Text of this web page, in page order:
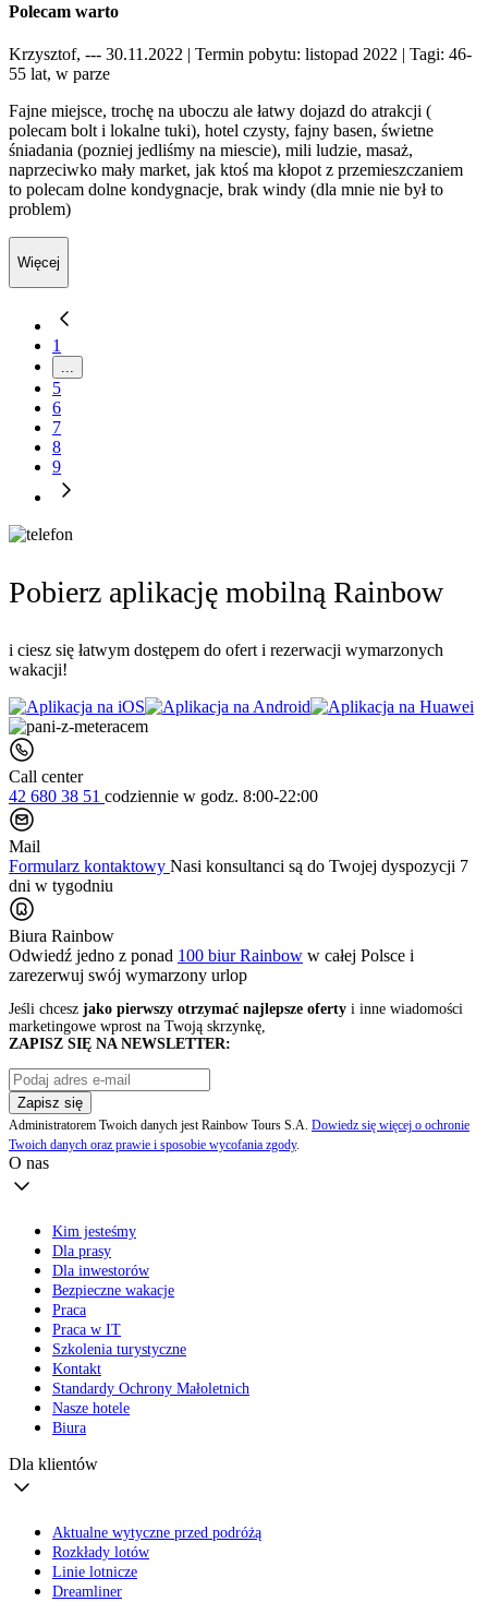
Polecam warto
Krzysztof, --- 30.11.2022 | Termin pobytu: listopad 2022 | Tagi: 46-
55 lat, w parze
Fajne miejsce, trochę na uboczu ale łatwy dojazd do atrakcji (
polecam bolt i lokalne tuki), hotel czysty, fajny basen, świetne
śniadania (pozniej jedliśmy na miescie), mili ludzie, masaż,
naprzeciwko mały market, jak ktoś ma kłopot z przemieszczaniem
to polecam dolne kondygnacje, brak windy (dla mnie nie był to
problem)
Więcej
1
...
5
6
7
8
9
Pobierz aplikację mobilną Rainbow
i ciesz się łatwym dostępem do ofert i rezerwacji wymarzonych
wakacji!
Call center
42 680 38 51 codziennie w godz. 8:00-22:00
Mail
Formularz kontaktowy Nasi konsultanci są do Twojej dyspozycji 7
dni w tygodniu
Biura Rainbow
Odwiedź jedno z ponad 100 biur Rainbow w całej Polsce i
zarezerwuj swój wymarzony urlop
Jeśli chcesz jako pierwszy otrzymać najlepsze oferty i inne wiadomości
marketingowe wprost na Twoją skrzynkę,
ZAPISZ SIĘ NA NEWSLETTER:
Zapisz się
Administratorem Twoich danych jest Rainbow Tours S.A. Dowiedz się więcej o ochronie
Twoich danych oraz prawie i sposobie wycofania zgody.
O nas
Kim jesteśmy
Dla prasy
Dla inwestorów
Bezpieczne wakacje
Praca
Praca w IT
Szkolenia turystyczne
Kontakt
Standardy Ochrony Małoletnich
Nasze hotele
Biura
Dla klientów
Aktualne wytyczne przed podróżą
Rozkłady lotów
Linie lotnicze
Dreamliner